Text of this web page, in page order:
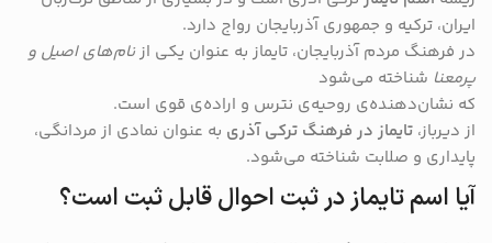
ایران، ترکیه و جمهوری آذربایجان رواج دارد.
در فرهنگ مردم آذربایجان، تایماز به عنوان یکی ازنام‌های اصیل و
پرمعنا شناخته می‌شود
که نشان‌دهنده‌ی روحیه‌ی نترس و اراده‌ی قوی است.
از دیرباز، تایماز در فرهنگ ترکی آذری به عنوان نمادی از مردانگی،
پایداری و صلابت شناخته می‌شود.
آیا اسم تایماز در ثبت احوال قابل ثبت است؟